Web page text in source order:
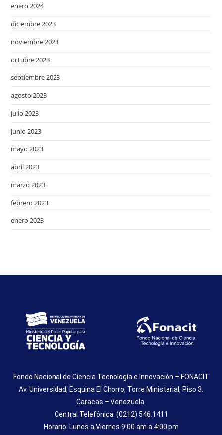
enero 2024
diciembre 2023
noviembre 2023
octubre 2023
septiembre 2023
agosto 2023
julio 2023
junio 2023
mayo 2023
abril 2023
marzo 2023
febrero 2023
enero 2023
Fondo Nacional de Ciencia Tecnología e Innovación – FONACIT
Av. Universidad, Esquina El Chorro, Torre Ministerial, Piso 3.
Caracas – Venezuela.
Central Telefónica: (0212) 546.1411
Horario: Lunes a Viernes 9:00 am a 4:00 pm